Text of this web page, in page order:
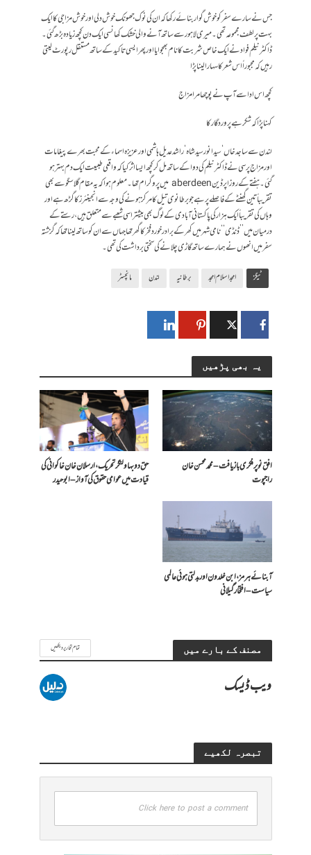
جس نے سارے سفر کو خوش گوار بنائے رکھا کہ ان کی نوک جھونک خوش دلی اور خوش مزاجی کا ایک
بہت پر لطف مجموعہ تھی۔ میری لاہور سے ساتھ آنے والی خشک کھانسی ایک دن کچھ زیادہ بڑھ گئی۔
ڈاکٹر نیلم فواد نے ایک خاص شربت کا نام بھجوایا اور پھر ایسی تاکید کے ساتھ مستقل رپورٹ لیتی
رہیں کہ مجبوراً اس شعر کا سہارا لینا پڑا
کچھ اس ادا سے آپ نے پوچھا مرا مزاج
کہنا پڑا کہ شکر ہے پروردگار کا
لندن سے ساجد خاں‘ سید انور سید شاہ‘ راشد عدیل ہاشمی اور عزیزہ اسماء کے محبت بھرے پیغامات
اور مزاج پرسی نے ڈاکٹر نیلم کی دوا کے ساتھ مل کر کچھ ایسا اثر کیا کہ واقعی طبیعت ایک دم بہتر ہو
گئی۔ ہفتے کے روز اپرڈین aberdeen میں پروگرام تھا۔ معلوم ہوا کہ یہ مقام گلاسگو سے بھی
تقریباً تین گھنٹے کے فاصلے پر ہے جو برطانوی تیل کا مرکز ہونے کی وجہ سے انجینئرز کا گڑھ ہے اور
وہاں کی تقریباً ایک ہزار کی پاکستانی آبادی کے لوگ بھی بیشتر اسی شعبے سے متعلق ہیں، رستے کے
درمیان میں ’’ڈنڈی‘‘ نامی شہر میں کھر کے برادر خورد فخر کا گھر تھا جہاں سے ان کو ساتھ لینا تھا کہ گزشتہ
سفر میں انھوں نے ہمارے ساتھ گاڑی چلانے کی سختی برداشت کی تھی۔
ٹیگز امجد اسلام امجد برطانیہ لندن مانچسٹر
یہ بھی پڑھیں
افق نو پر فکری بازیافت – محمد محسن خان
راجپوت
حق دو بہاولنگر تحریک، ارسلان خان خاکوانی کی
قیادت میں عوامی حقوق کی آواز – ابو حیدر
آبنائے ہرمز، ابن خلدون اور بدلتی ہوئی عالمی
سیاست – افتخار گیلانی
مصنف کے بارے میں تمام تحاریر دیکھیں
ویب ڈیسک
تبصرہ لکھیے
Click here to post a comment